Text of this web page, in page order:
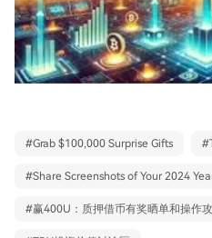
#Grab $100,000 Surprise Gifts #
#Share Screenshots of Your 2024
#赢400U：质押借币有奖晒单和操作